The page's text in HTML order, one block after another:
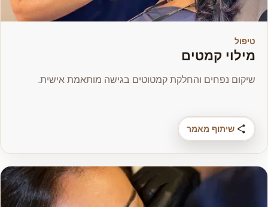
טיפול
מילוי קמטים
שיקום נפחים והחלקת קמטוטים בגישה מותאמת אישית.
שיתוף מאמר